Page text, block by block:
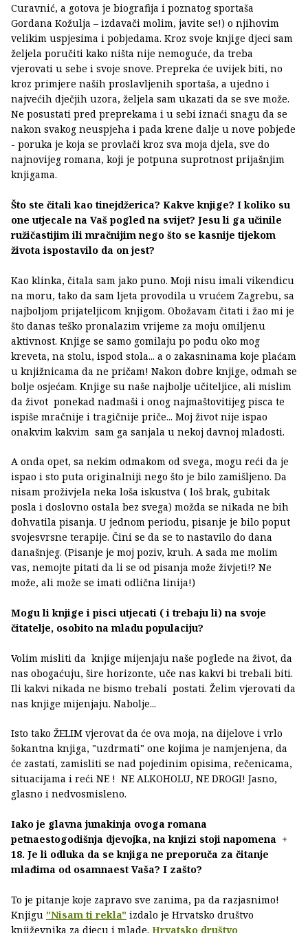
Curavnić, a gotova je biografija i poznatog sportaša
Gordana Kožulja – izdavači molim, javite se!) o njihovim
velikim uspjesima i pobjedama. Kroz svoje knjige djeci sam
željela poručiti kako ništa nije nemoguće, da treba
vjerovati u sebe i svoje snove. Prepreka će uvijek biti, no
kroz primjere naših proslavljenih sportaša, a ujedno i
najvećih dječjih uzora, željela sam ukazati da se sve može.
Ne posustati pred preprekama i u sebi iznaći snagu da se
nakon svakog neuspjeha i pada krene dalje u nove pobjede
- poruka je koja se provlači kroz sva moja djela, sve do
najnovijeg romana, koji je potpuna suprotnost prijašnjim
knjigama.
Što ste čitali kao tinejdžerica? Kakve knjige? I koliko su
one utjecale na Vaš pogled na svijet? Jesu li ga učinile
ružičastijim ili mračnijim nego što se kasnije tijekom
života ispostavilo da on jest?
Kao klinka, čitala sam jako puno. Moji nisu imali vikendicu
na moru, tako da sam ljeta provodila u vrućem Zagrebu, sa
najboljom prijateljicom knjigom. Obožavam čitati i žao mi je
što danas teško pronalazim vrijeme za moju omiljenu
aktivnost. Knjige se samo gomilaju po podu oko mog
kreveta, na stolu, ispod stola... a o zakasninama koje plaćam
u knjižnicama da ne pričam! Nakon dobre knjige, odmah se
bolje osjećam. Knjige su naše najbolje učiteljice, ali mislim
da život ponekad nadmaši i onog najmaštovitijeg pisca te
ispiše mračnije i tragičnije priče... Moj život nije ispao
onakvim kakvim sam ga sanjala u nekoj davnoj mladosti.
A onda opet, sa nekim odmakom od svega, mogu reći da je
ispao i sto puta originalniji nego što je bilo zamišljeno. Da
nisam proživjela neka loša iskustva ( loš brak, gubitak
posla i doslovno ostala bez svega) možda se nikada ne bih
dohvatila pisanja. U jednom periodu, pisanje je bilo poput
svojesvrsne terapije. Čini se da se to nastavilo do dana
današnjeg. (Pisanje je moj poziv, kruh. A sada me molim
vas, nemojte pitati da li se od pisanja može živjeti!? Ne
može, ali može se imati odlična linija!)
Mogu li knjige i pisci utjecati ( i trebaju li) na svoje
čitatelje, osobito na mladu populaciju?
Volim misliti da knjige mijenjaju naše poglede na život, da
nas obogaćuju, šire horizonte, uče nas kakvi bi trebali biti.
Ili kakvi nikada ne bismo trebali postati. Želim vjerovati da
nas knjige mijenjaju. Nabolje...
Isto tako ŽELIM vjerovat da će ova moja, na dijelove i vrlo
šokantna knjiga, "uzdrmati" one kojima je namjenjena, da
će zastati, zamisliti se nad pojedinim opisima, rečenicama,
situacijama i reći NE ! NE ALKOHOLU, NE DROGI! Jasno,
glasno i nedvosmisleno.
Iako je glavna junakinja ovoga romana
petnaestogodišnja djevojka, na knjizi stoji napomena +
18. Je li odluka da se knjiga ne preporuča za čitanje
mlađima od osamnaest Vaša? I zašto?
To je pitanje koje zapravo sve zanima, pa da razjasnimo!
Knjigu "Nisam ti rekla" izdalo je Hrvatsko društvo
književnika za djecu i mlade. Hrvatsko društvo